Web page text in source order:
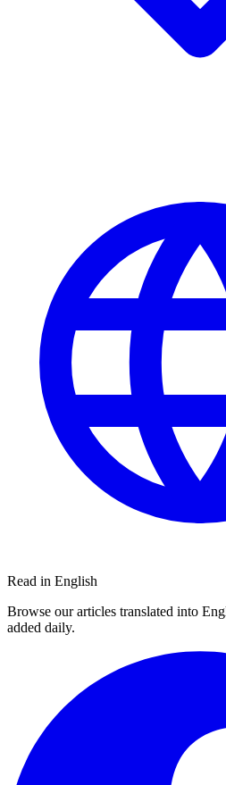
Read in English
Browse our articles translated into
added daily.